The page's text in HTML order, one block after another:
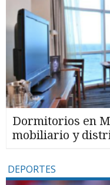
Dormitorios en
mobiliario y
DEPORTES